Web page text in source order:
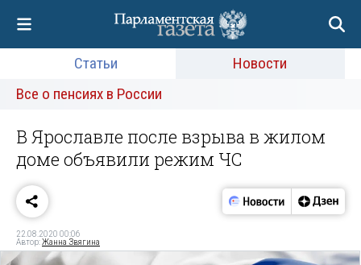
Статьи
Новости
Все о пенсиях в России
В Ярославле после взрыва в жилом
доме объявили режим ЧС
22.08.2020 00:06
Автор:Жанна Звягина